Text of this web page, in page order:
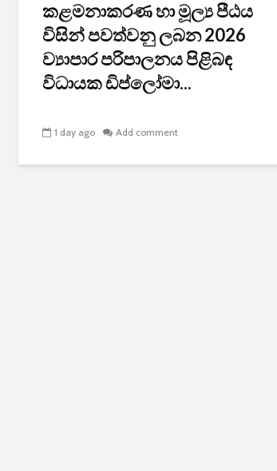
කළමනාකරණ හා මූල්‍ය පීඨය
විසින් පවත්වනු ලබන 2026
ව්‍යාපාර පරිපාලනය පිළිබඳ
විධායක ඩිප්ලෝමා...
1 day ago Add comment